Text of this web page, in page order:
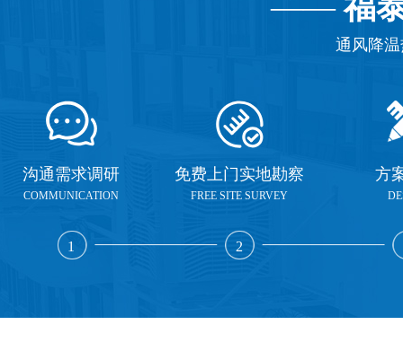
——福
通风降
沟通需求调研
COMMUNICATION
1
免费上门实地勘察
FREE SITE SURVEY
2
方